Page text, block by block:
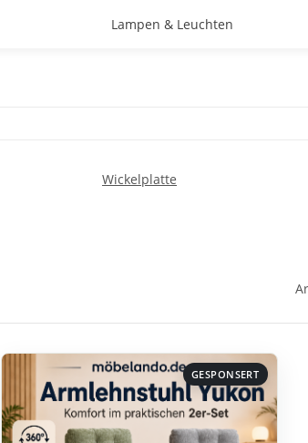
Lampen & Leuchten
Wickelplatte
GESPONSERT